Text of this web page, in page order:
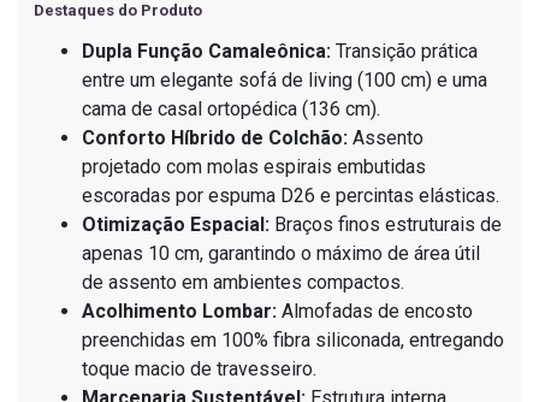
Destaques do Produto
Dupla Função Camaleônica: Transição prática
entre um elegante sofá de living (100 cm) e uma
cama de casal ortopédica (136 cm).
Conforto Híbrido de Colchão: Assento
projetado com molas espirais embutidas
escoradas por espuma D26 e percintas elásticas.
Otimização Espacial: Braços finos estruturais de
apenas 10 cm, garantindo o máximo de área útil
de assento em ambientes compactos.
Acolhimento Lombar: Almofadas de encosto
preenchidas em 100% fibra siliconada, entregando
toque macio de travesseiro.